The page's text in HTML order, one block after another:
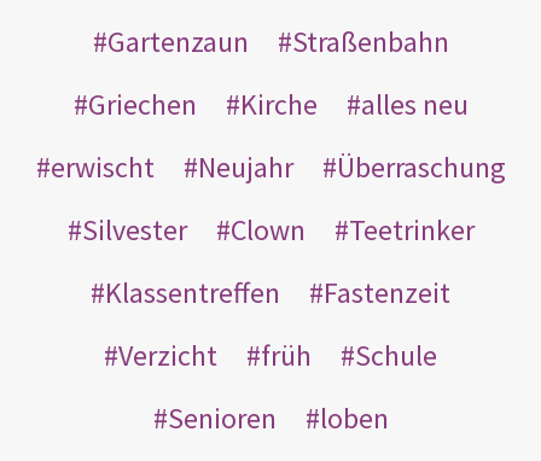
Gartenzaun
Straßenbahn
Griechen
Kirche
alles neu
erwischt
Neujahr
Überraschung
Silvester
Clown
Teetrinker
Klassentreffen
Fastenzeit
Verzicht
früh
Schule
Senioren
loben